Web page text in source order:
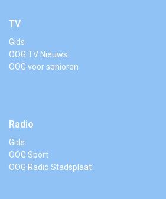
TV
Gids
OOG TV Nieuws
OOG voor senioren
Radio
Gids
OOG Sport
OOG Radio Stadsplaat